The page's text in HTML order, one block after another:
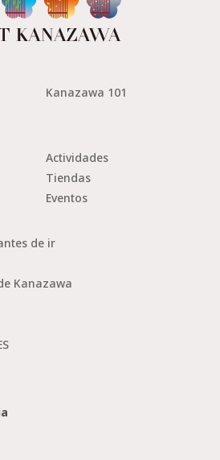
Kanazawa 101
Actividades
Tiendas
Eventos
de ir
Kanazawa